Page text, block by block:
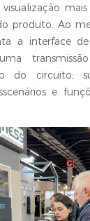
produto. Ao
a interface
do circuito;
e